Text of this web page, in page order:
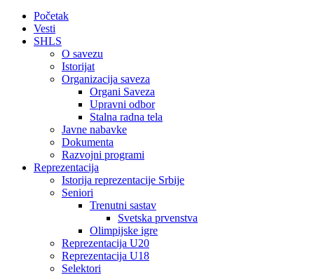
Početak
Vesti
SHLS
O savezu
Istorijat
Organizacija saveza
Organi Saveza
Upravni odbor
Stalna radna tela
Javne nabavke
Dokumenta
Razvojni programi
Reprezentacija
Istorija reprezentacije Srbije
Seniori
Trenutni sastav
Svetska prvenstva
Olimpijske igre
Reprezentacija U20
Reprezentacija U18
Selektori